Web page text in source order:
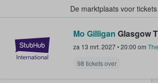
De marktplaats voor
StubHub: waar
Mo Gilligan Glasgow
za 13 mrt. 2027•20:00 om
98 tickets over